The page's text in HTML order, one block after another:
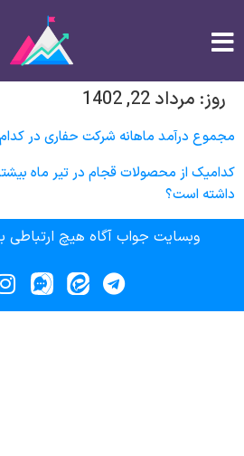
روز: مرداد 22, 1402
مجموع درآمد ماهانه شرکت حفاری در
کدامیک از محصولات قجام در تیر ماه
داشته است؟
وبسایت جواب آگاه هیچ ارتباطی با